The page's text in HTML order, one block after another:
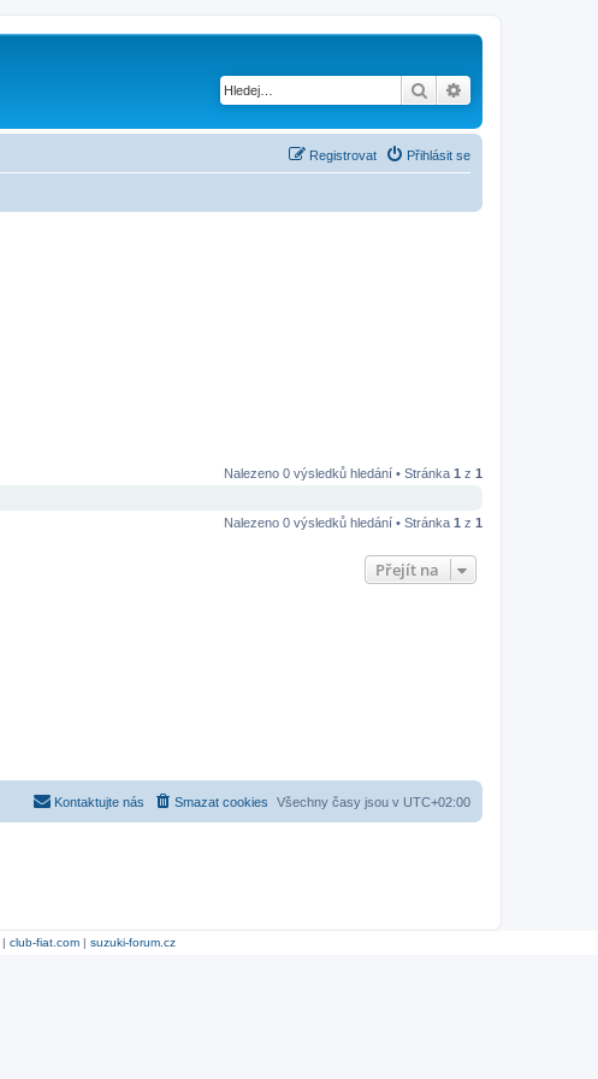
Hledat
Přihlásit se
Registrovat
Nalezeno 0 výsledků hledání • Stránka 1 z 1
Nalezeno 0 výsledků hledání • Stránka 1 z 1
Přejít na
Všechny časy jsou v UTC+02:00
Smazat cookies
Kontaktujte nás
| club-fiat.com | suzuki-forum.cz